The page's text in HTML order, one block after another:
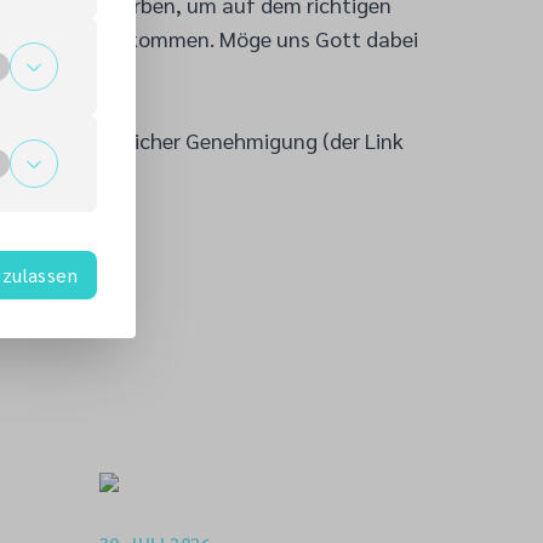
und voranzukommen. Möge uns Gott dabei
mit freundlicher Genehmigung (der Link